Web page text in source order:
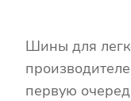
Шины для
первую